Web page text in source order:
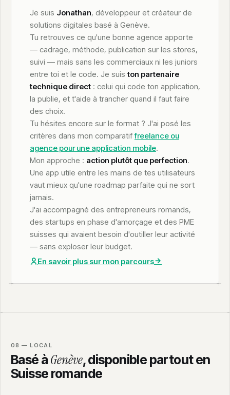
Je suis Jonathan, développeur et créateur de
solutions digitales basé à Genève.
Tu retrouves ce qu'une bonne agence apporte
— cadrage, méthode, publication sur les stores,
suivi — mais sans les commerciaux ni les juniors
entre toi et le code. Je suiston partenaire
technique direct : celui qui code ton application,
la publie, et t'aide à trancher quand il faut faire
des choix.
Tu hésites encore sur le format ? J'ai posé les
critères dans mon comparatiffreelance ou
agence pour une application mobile.
Mon approche : action plutôt que perfection.
Une app utile entre les mains de tes utilisateurs
vaut mieux qu'une roadmap parfaite qui ne sort
jamais.
J'ai accompagné des entrepreneurs romands,
des startups en phase d'amorçage et des PME
suisses qui avaient besoin d'outiller leur activité
— sans exploser leur budget.
En savoir plus sur mon parcours
08 — LOCAL
Basé à Genève, disponible partout en
Suisse romande